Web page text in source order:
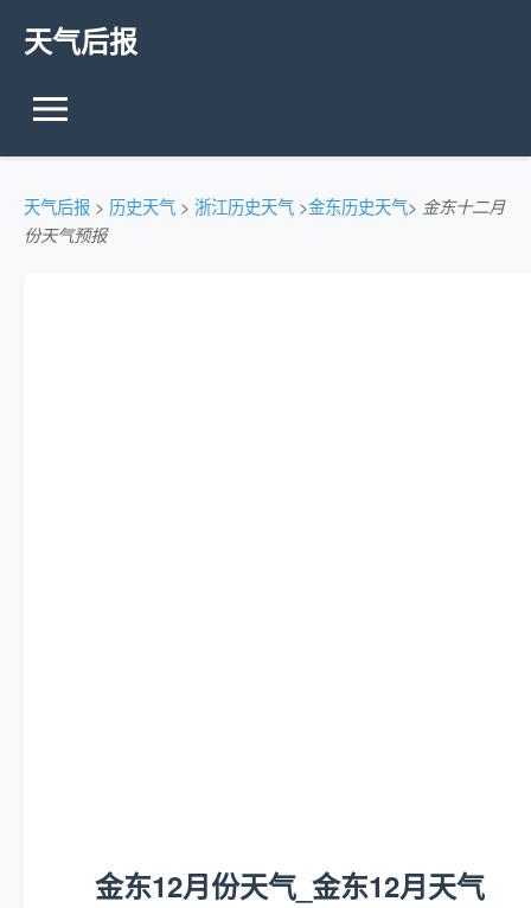
天气后报
天气后报 > 历史天气 > 浙江历史天气 >金东历史天气> 金东十二月
份天气预报
金东12月份天气_金东12月天气